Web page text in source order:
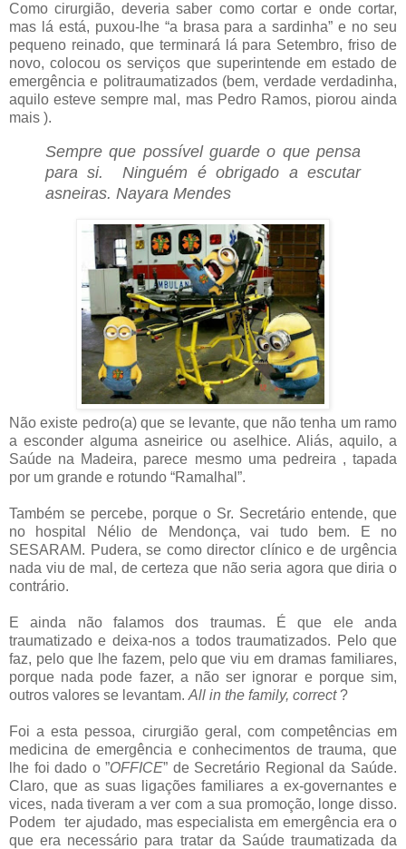
Como cirurgião, deveria saber como cortar e onde cortar,
mas lá está, puxou-lhe “a brasa para a sardinha” e no seu
pequeno reinado, que terminará lá para Setembro, friso de
novo, colocou os serviços que superintende em estado de
emergência e politraumatizados (bem, verdade verdadinha,
aquilo esteve sempre mal, mas Pedro Ramos, piorou ainda
mais ).
Sempre que possível guarde o que pensa
para si. Ninguém é obrigado a escutar
asneiras. Nayara Mendes
Não existe pedro(a) que se levante, que não tenha um ramo
a esconder alguma asneirice ou aselhice. Aliás, aquilo, a
Saúde na Madeira, parece mesmo uma pedreira , tapada
por um grande e rotundo “Ramalhal”.
Também se percebe, porque o Sr. Secretário entende, que
no hospital Nélio de Mendonça, vai tudo bem. E no
SESARAM. Pudera, se como director clínico e de urgência
nada viu de mal, de certeza que não seria agora que diria o
contrário.
E ainda não falamos dos traumas. É que ele anda
traumatizado e deixa-nos a todos traumatizados. Pelo que
faz, pelo que lhe fazem, pelo que viu em dramas familiares,
porque nada pode fazer, a não ser ignorar e porque sim,
outros valores se levantam. All in the family, correct ?
Foi a esta pessoa, cirurgião geral, com competências em
medicina de emergência e conhecimentos de trauma, que
lhe foi dado o ”OFFICE” de Secretário Regional da Saúde.
Claro, que as suas ligações familiares a ex-governantes e
vices, nada tiveram a ver com a sua promoção, longe disso.
Podem ter ajudado, mas especialista em emergência era o
que era necessário para tratar da Saúde traumatizada da